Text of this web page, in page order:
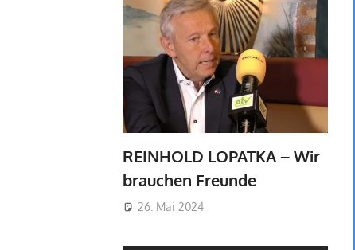
REINHOLD LOPATKA – Wir
brauchen Freunde
26. Mai 2024